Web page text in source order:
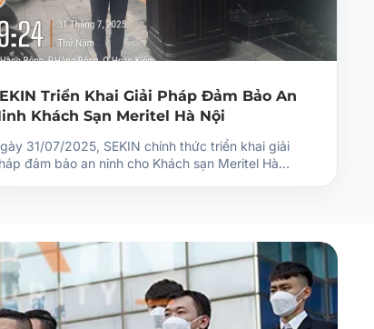
Triển Khai Giải Pháp Đảm Bảo An
Khách Sạn Meritel Hà Nội
31/07/2025, SEKIN chính thức triển khai giải
đảm bảo an ninh cho Khách sạn Meritel Hà…